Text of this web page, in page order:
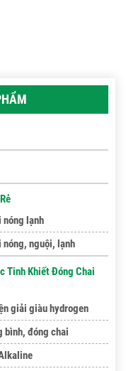
lạnh
nguội, lạnh
Tinh Khiết Đóng Chai
giải giàu hydrogen
bình, đóng chai